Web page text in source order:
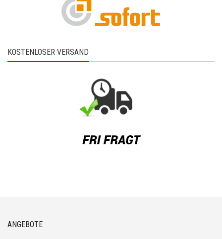
KOSTENLOSER VERSAND
ANGEBOTE